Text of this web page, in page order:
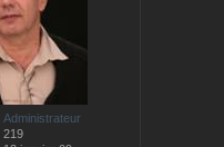
Administrateur
219